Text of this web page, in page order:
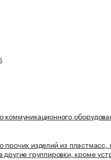
коммуникационного
прочих изделий из пластмасс,
другие группировки, кроме